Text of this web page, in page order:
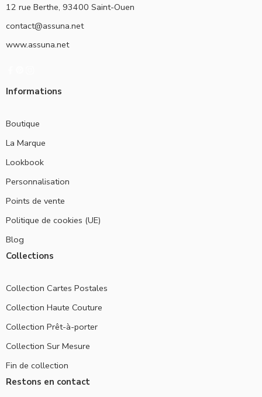
12 rue Berthe, 93400 Saint-Ouen
contact@assuna.net
www.assuna.net
Informations
Boutique
La Marque
Lookbook
Personnalisation
Points de vente
Politique de cookies (UE)
Blog
Collections
Collection Cartes Postales
Collection Haute Couture
Collection Prêt-à-porter
Collection Sur Mesure
Fin de collection
Restons en contact